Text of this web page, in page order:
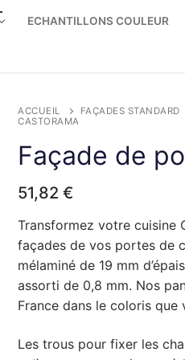
ECHANTILLONS COULEUR
ACCUEIL FAÇADES STANDARD
CASTORAMA
Façade de
51,82 €
Transformez votre cuisine
façades de vos portes de
mélaminé de 19 mm
assorti de 0,8 mm. Nos
France dans le coloris que
Les trous pour fixer les